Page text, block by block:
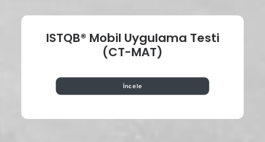
ISTQB® Mobil Uygulama Testi
(CT-MAT)
İncele